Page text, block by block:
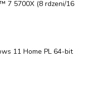
7 5700X (8 rdzeni/16
11 Home PL 64-bit